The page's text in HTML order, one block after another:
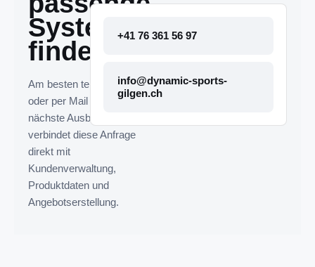
System
finden.
Am besten telefonisch
oder per Mail melden. Die
nächste Ausbaustufe
verbindet diese Anfrage
direkt mit
Kundenverwaltung,
Produktdaten und
Angebotserstellung.
+41 76 361 56 97
info@dynamic-sports-
gilgen.ch